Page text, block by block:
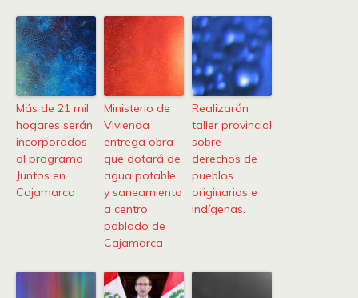
Más de 21 mil
hogares serán
incorporados
al programa
Juntos en
Cajamarca
Ministerio de
Vivienda
entrega obra
que dotará de
agua potable
y saneamiento
a centro
poblado de
Cajamarca
Realizarán
taller provincial
sobre
derechos de
pueblos
originarios e
indígenas.